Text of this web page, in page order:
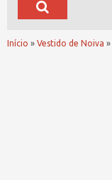
Início » Vestido de Noiva »